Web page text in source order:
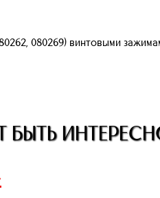
080269) винтовыми